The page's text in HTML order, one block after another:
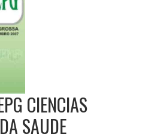
CIENCIAS
SAUDE